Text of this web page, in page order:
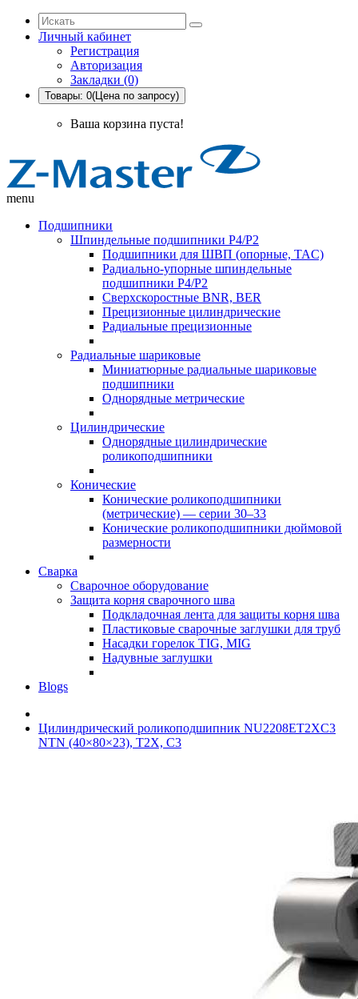
Личный кабинет
Регистрация
Авторизация
Закладки (0)
Товары: 0(Цена по запросу)
Ваша корзина пуста!
menu
Подшипники
Шпиндельные подшипники P4/P2
Подшипники для ШВП (опорные, TAC)
Радиально-упорные шпиндельные
подшипники P4/P2
Сверхскоростные BNR, BER
Прецизионные цилиндрические
Радиальные прецизионные
Радиальные шариковые
Миниатюрные радиальные шариковые
подшипники
Однорядные метрические
Цилиндрические
Однорядные цилиндрические
роликоподшипники
Конические
Конические роликоподшипники
(метрические) — серии 30–33
Конические роликоподшипники дюймовой
размерности
Сварка
Сварочное оборудование
Защита корня сварочного шва
Подкладочная лента для защиты корня шва
Пластиковые сварочные заглушки для труб
Насадки горелок TIG, MIG
Надувные заглушки
Blogs
Цилиндрический роликоподшипник NU2208ET2XC3
NTN (40×80×23), T2X, C3